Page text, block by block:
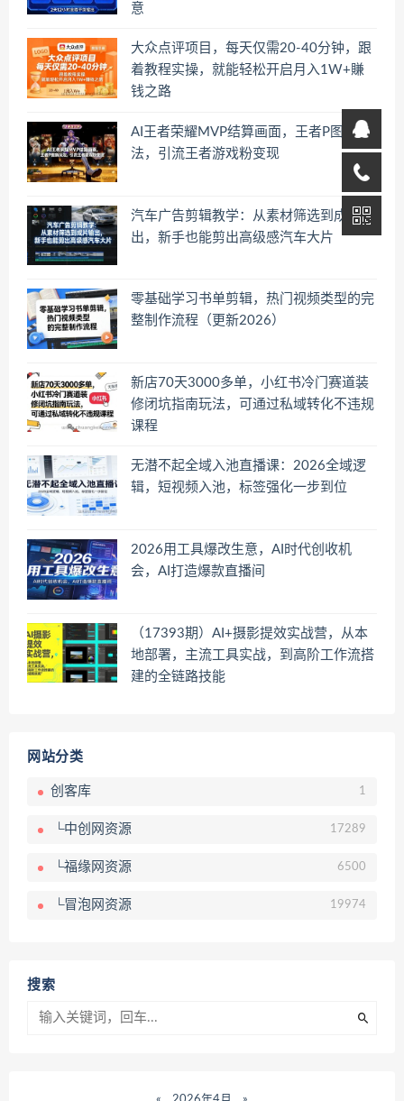
意
大众点评项目，每天仅需20-40分钟，跟
着教程实操，就能轻松开启月入1W+賺
钱之路
AI王者荣耀MVP结算画面，王者P图新玩
法，引流王者游戏粉变现
汽车广告剪辑教学：从素材筛选到成片输
出，新手也能剪出高级感汽车大片
零基础学习书单剪辑，热门视频类型的完
整制作流程（更新2026）
新店70天3000多单，小红书冷门赛道装
修闭坑指南玩法，可通过私域转化不违规
课程
无潜不起全域入池直播课：2026全域逻
辑，短视频入池，标签强化一步到位
2026用工具爆改生意，AI时代创收机
会，AI打造爆款直播间
（17393期）AI+摄影提效实战营，从本
地部署，主流工具实战，到高阶工作流搭
建的全链路技能
网站分类
创客库 1
└中创网资源 17289
└福缘网资源 6500
└冒泡网资源 19974
搜索